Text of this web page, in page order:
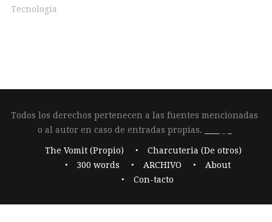
Tecnología
Todos los derechos pertenecen a las fuentes mencionadas
o al autor en caso de entradas propias.
The Vomit (Propio)
Charcuteria (De otros)
300 words
ARCHIVO
About
Con-tacto